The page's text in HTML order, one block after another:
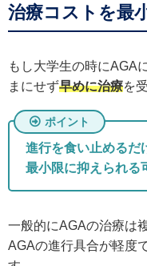
治療コストを最
もし大学生の時にAGA
まにせず早めに治療を
進行を食い止めるだ
最小限に抑えられる
一般的にAGAの治療は
AGAの進行具合が軽度